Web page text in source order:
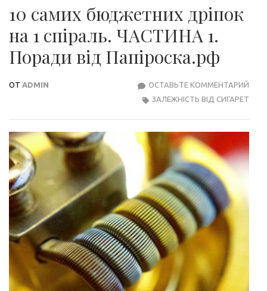
10 самих бюджетних дріпок
на 1 спіраль. ЧАСТИНА 1.
Поради від Папіроска.рф
ОТ ADMIN ОСТАВЬТЕ КОММЕНТАРИЙ
ЗАЛЕЖНІСТЬ ВІД СИГАРЕТ